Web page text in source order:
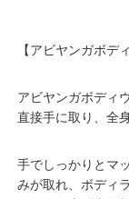
【アビヤンガボデ
アビヤンガボディ
直接手に取り、全
手でしっかりとマ
みが取れ、ボディ